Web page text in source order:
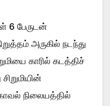
6 பேருடன்
அருகில் நடந்து
காரில் கடத்திச்
நிலையத்தில்